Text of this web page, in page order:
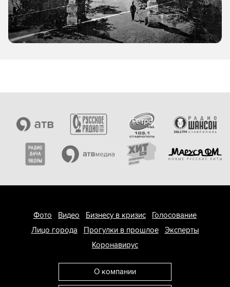
Фото Видео Бизнесу в кризис
Голосование
Лицо города
Прогулки в прошлое
Эксперты
Коронавирус
О компании